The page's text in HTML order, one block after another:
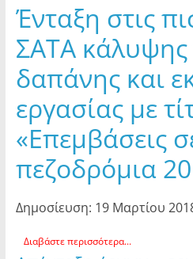
Ένταξη στις
ΣΑΤΑ κάλυψης
δαπάνης και
εργασίας με
«Επεμβάσεις
πεζοδρόμια
Δημοσίευση: 19 Μαρτίου
Διαβάστε περισσότερα...